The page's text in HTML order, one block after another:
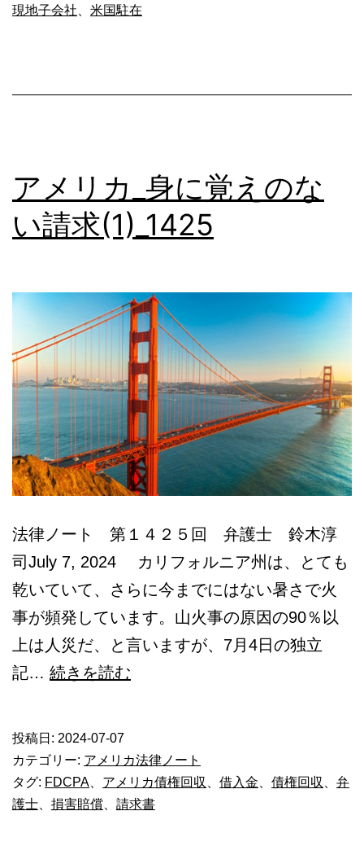
償
請
現地子会社 米国駐在
アメリカ_身に覚えのな
い請求(1)_1425
法律ノート 第１４２５回 弁護士 鈴木淳
司July 7, 2024 カリフォルニア州は、とても
乾いていて、さらに今までにはない暑さで火
事が頻発しています。山火事の原因の90％以
上は人災だ、と言いますが、7月4日の独立
記… 続きを読む
カ
_
身
投稿日: 2024-07-07
カテゴリー: アメリカ法律ノート
タグ: FDCPA、 アメリカ債権回収、 借入金、 債権回収、 弁
護士、 損害賠償、 請求書